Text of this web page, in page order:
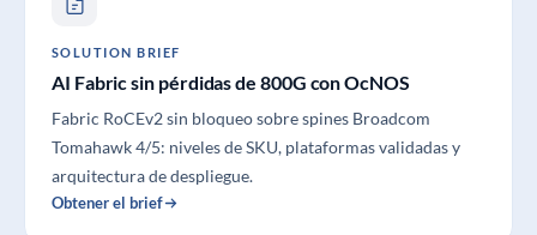
SOLUTION BRIEF
AI Fabric sin pérdidas de 800G con OcNOS
Fabric RoCEv2 sin bloqueo sobre spines Broadcom
Tomahawk 4/5: niveles de SKU, plataformas validadas y
arquitectura de despliegue.
Obtener el brief